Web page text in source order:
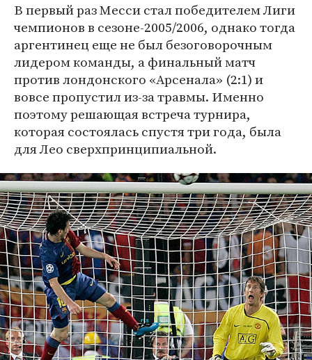
В первый раз Месси стал победителем Лиги
чемпионов в сезоне-2005/2006, однако тогда
аргентинец еще не был безоговорочным
лидером команды, а финальный матч
против лондонского «Арсенала» (2:1) и
вовсе пропустил из-за травмы. Именно
поэтому решающая встреча турнира,
которая состоялась спустя три года, была
для Лео сверхпринципиальной.